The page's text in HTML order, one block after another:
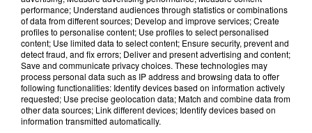
Gagnez vos entrées pour le parc
Bagatelle
performance; Understand audiences through statistics or combinations
of data from different sources; Develop and improve services; Create
profiles to personalise content; Use profiles to select personalised
content; Use limited data to select content; Ensure security, prevent and
detect fraud, and fix errors; Deliver and present advertising and content;
Save and communicate privacy choices. These technologies may
process personal data such as IP address and browsing data to offer
following functionalities: Identify devices based on information actively
requested; Use precise geolocation data; Match and combine data from
other data sources; Link different devices; Identify devices based on
information transmitted automatically.